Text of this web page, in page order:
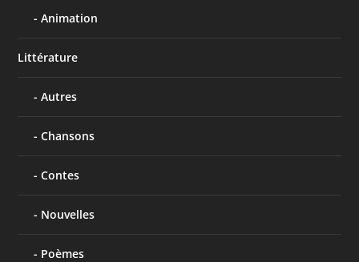
Animation
Littérature
Autres
Chansons
Contes
Nouvelles
Poèmes